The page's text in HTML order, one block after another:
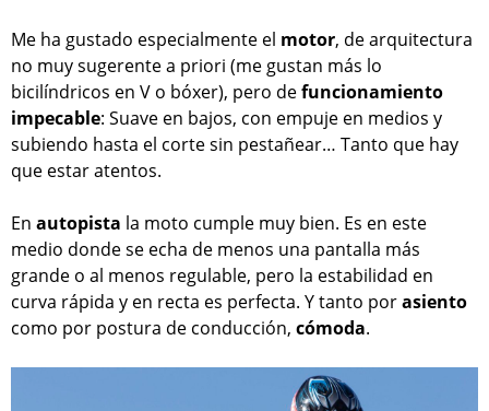
Me ha gustado especialmente el motor, de arquitectura
no muy sugerente a priori (me gustan más lo
bicilíndricos en V o bóxer), pero defuncionamiento
impecable: Suave en bajos, con empuje en medios y
subiendo hasta el corte sin pestañear… Tanto que hay
que estar atentos.
En autopista la moto cumple muy bien. Es en este
medio donde se echa de menos una pantalla más
grande o al menos regulable, pero la estabilidad en
curva rápida y en recta es perfecta. Y tanto porasiento
como por postura de conducción, cómoda.